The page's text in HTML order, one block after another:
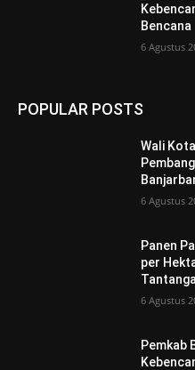
Bencana
6 Agustus
POPULAR POSTS
Wali
6 Agustus
Panen
per
6 Agustus
Pemkab